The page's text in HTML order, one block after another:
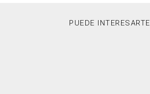
PUEDE INTERESARTE